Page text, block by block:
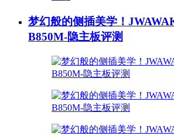
梦幻般的侧插美学！
B850M-隐主板评测